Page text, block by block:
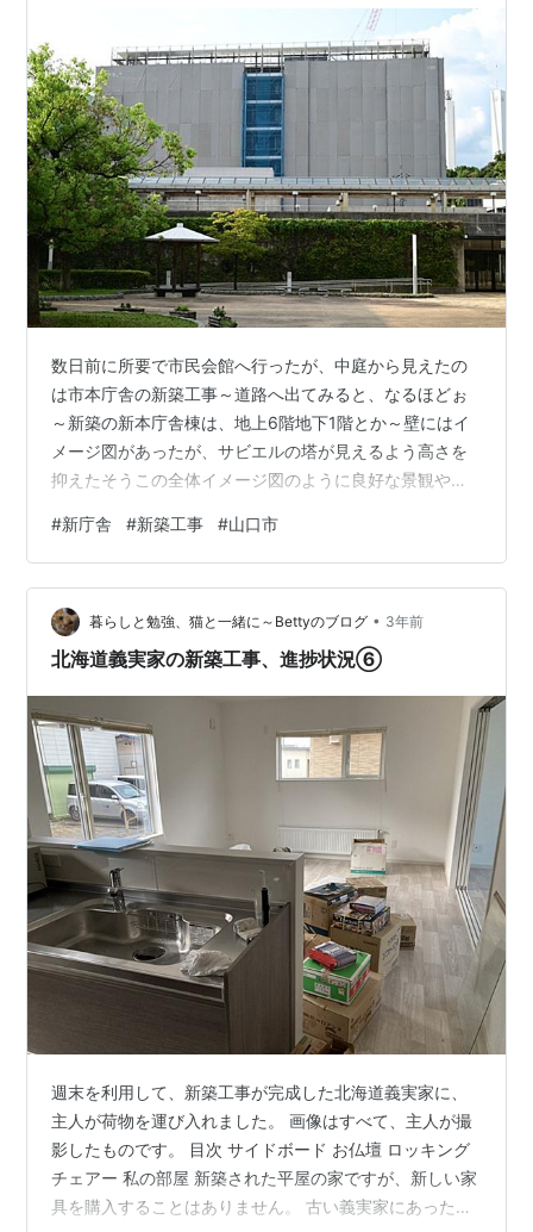
数日前に所要で市民会館へ行ったが、中庭から見えたの
は市本庁舎の新築工事～道路へ出てみると、なるほどぉ
～新築の新本庁舎棟は、地上6階地下1階とか～壁にはイ
メージ図があったが、サビエルの塔が見えるよう高さを
抑えたそうこの全体イメージ図のように良好な景観や周
庁舎基金（積立てた貯金）、6割は合併推進債という借金
平成の大合併のおかげで使える合併推進債は、元利償還
金の4割を国が地方交付税でみてくれる山口県内でも下
関、宇部、周南などあちこちで新庁舎の新築ラッシュと
なっているが、多くの自治体が有利な財源として活用し
#新庁舎 #新築工事 #山口市
暮らしと勉強、猫と一緒に～Bettyのブログ • 3年前
北海道義実家の新築工事、進捗状況⑥
週末を利用して、新築工事が完成した北海道義実家に、
主人が荷物を運び入れました。 画像はすべて、主人が撮
影したものです。 目次 サイドボード お仏壇 ロッキング
チェアー 私の部屋 新築された平屋の家ですが、新しい家
具を購入することはありません。 古い義実家にあった懐